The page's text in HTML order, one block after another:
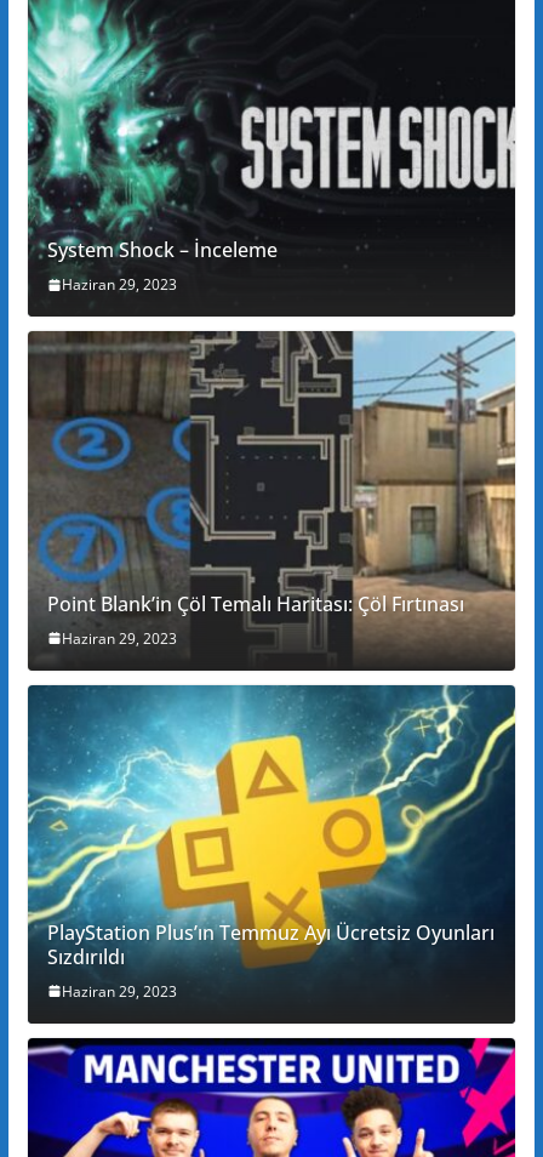
System Shock – İnceleme
Haziran 29, 2023
Point Blank’in Çöl Temalı Haritası: Çöl Fırtınası
Haziran 29, 2023
PlayStation Plus’ın Temmuz Ayı Ücretsiz Oyunları
Sızdırıldı
Haziran 29, 2023